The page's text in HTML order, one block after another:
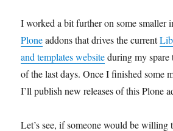
I worked a bit further on some smaller
Ploneaddons that drives the current
and templates websiteduring my spare
of the last days. Once I finished some
I’ll publish new releases of this Plone
Let’s see, if someone would be willing